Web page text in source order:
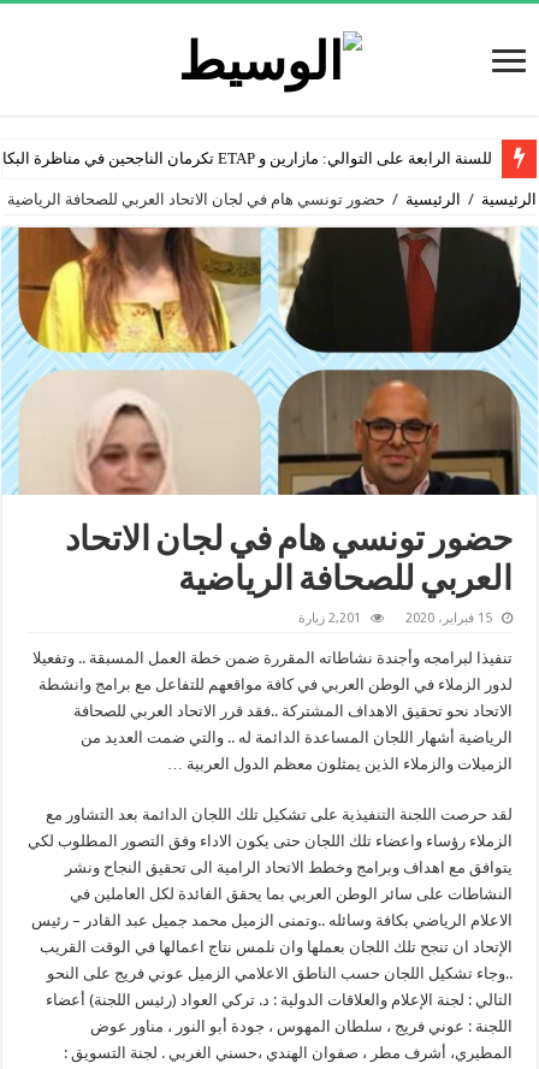
للسنة الرابعة على التوالي: مازارين و ETAP تكرمان الناجحين في مناظرة البكالوريا
الرئيسية / الرئيسية / حضور تونسي هام في لجان الاتحاد العربي للصحافة الرياضية
حضور تونسي هام في لجان الاتحاد
العربي للصحافة الرياضية
15 فبراير، 2020 2,201 زيارة
تنفيذا لبرامجه وأجندة نشاطاته المقررة ضمن خطة العمل المسبقة .. وتفعيلا
لدور الزملاء في الوطن العربي في كافة مواقعهم للتفاعل مع برامج وانشطة
الاتحاد نحو تحقيق الاهداف المشتركة ..فقد قرر الاتحاد العربي للصحافة
الرياضية أشهار اللجان المساعدة الدائمة له .. والتي ضمت العديد من
الزميلات والزملاء الذين يمثلون معظم الدول العربية …
لقد حرصت اللجنة التنفيذية على تشكيل تلك اللجان الدائمة بعد التشاور مع
الزملاء رؤساء واعضاء تلك اللجان حتى يكون الاداء وفق التصور المطلوب لكي
يتوافق مع اهداف وبرامج وخطط الاتحاد الرامية الى تحقيق النجاح ونشر
النشاطات على سائر الوطن العربي بما يحقق الفائدة لكل العاملين في
الاعلام الرياضي بكافة وسائله ..وتمنى الزميل محمد جميل عبد القادر – رئيس
الإتحاد ان تنجح تلك اللجان بعملها وان نلمس نتاج اعمالها في الوقت القريب
..وجاء تشكيل اللجان حسب الناطق الاعلامي الزميل عوني فريج على النحو
التالي : لجنة الإعلام والعلاقات الدولية : د. تركي العواد (رئيس اللجنة) أعضاء
اللجنة : عوني فريج ، سلطان المهوس ، جودة أبو النور ، مناور عوض
المطيري، أشرف مطر ، صفوان الهندي ،حسني الغربي . لجنة التسويق :